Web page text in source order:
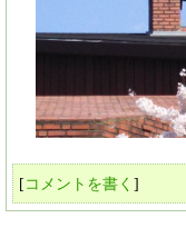
[コメントを書く ]